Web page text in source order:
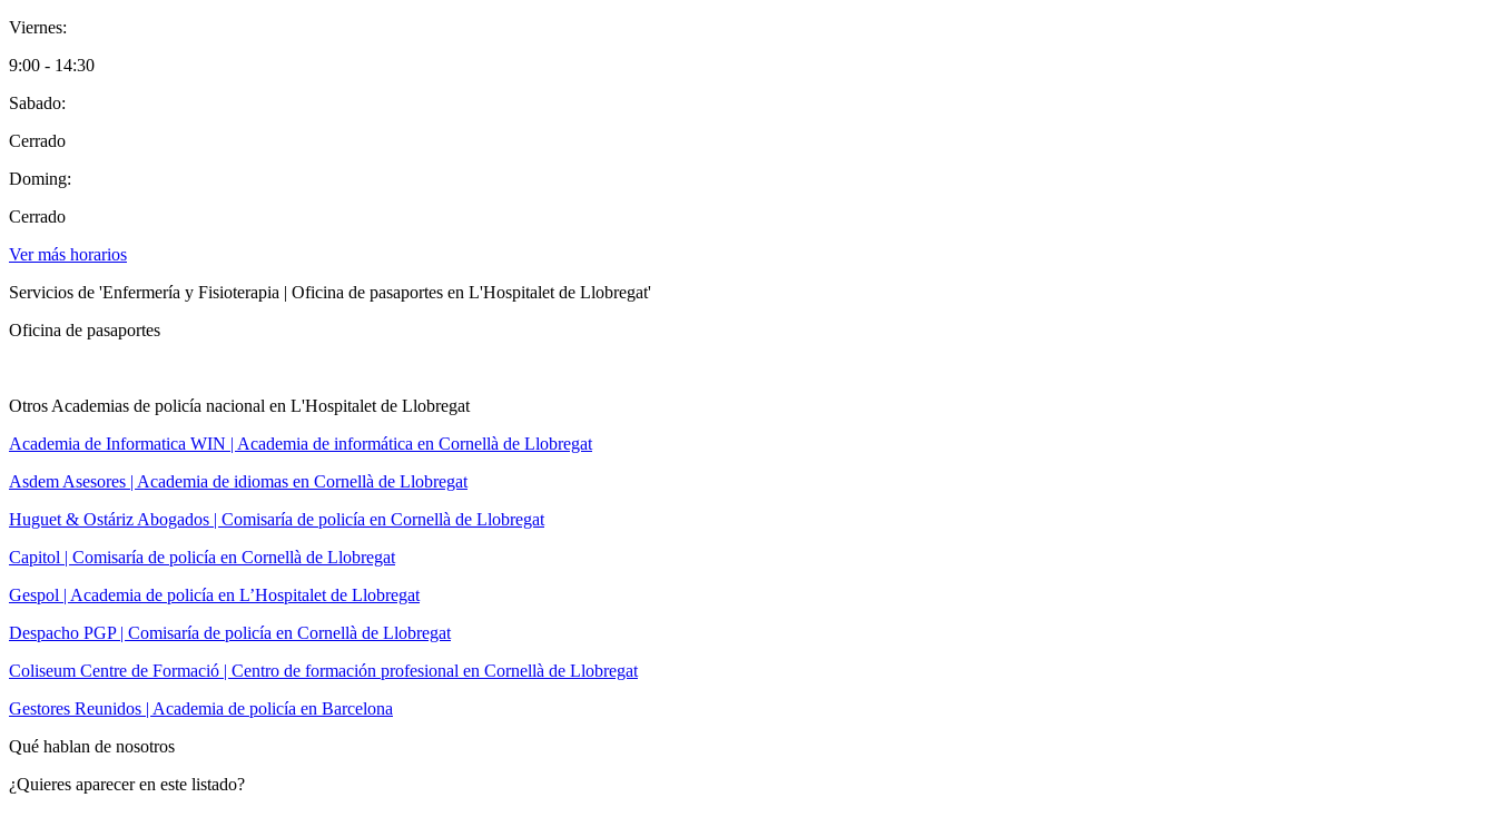
Viernes:
9:00 - 14:30
Sabado:
Cerrado
Doming:
Cerrado
Ver más horarios
Servicios de 'Enfermería y Fisioterapia | Oficina de pasaportes en L'Hospitalet de Llobregat'
Oficina de pasaportes
Otros Academias de policía nacional en L'Hospitalet de Llobregat
Academia de Informatica WIN | Academia de informática en Cornellà de Llobregat
Asdem Asesores | Academia de idiomas en Cornellà de Llobregat
Huguet & Ostáriz Abogados | Comisaría de policía en Cornellà de Llobregat
Capitol | Comisaría de policía en Cornellà de Llobregat
Gespol | Academia de policía en L’Hospitalet de Llobregat
Despacho PGP | Comisaría de policía en Cornellà de Llobregat
Coliseum Centre de Formació | Centro de formación profesional en Cornellà de Llobregat
Gestores Reunidos | Academia de policía en Barcelona
Qué hablan de nosotros
¿Quieres aparecer en este listado?